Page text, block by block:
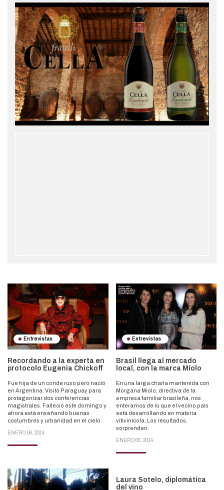
Entrevistas
Recordando a la experta en
protocolo Eugenia Chickoff
Fue hija de un conde ruso pero nació
en Argentina. Visitó Paraguay para
protagonizar dos conferencias
magistrales. Falleció este domingo y
ahora está enseñando buenas
costumbres y urbanidad en el cielo.
ENERO 06, 2014
Entrevistas
Brasil llega al mercado
local, con la marca Miolo
En una larga charla mantenida con
Morgana Miolo, directiva de la
empresa familiar brasileña, nos
enteramos de lo que el vecino país
está desarrollando en materia
vitivinícola. Los resultados,
sorprenden.
ENERO 05, 2014
Laura Sotelo, diplomática
del vino